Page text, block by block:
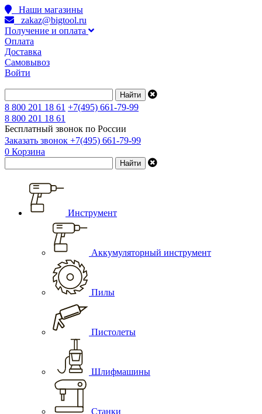
Наши магазины
zakaz@bigtool.ru
Получение и оплата
Оплата
Доставка
Самовывоз
Войти
8 800 201 18 61 +7(495) 661-79-99
8 800 201 18 61
Бесплатный звонок по России
Заказать звонок +7(495) 661-79-99
0 Корзина
Инструмент
Аккумуляторный инструмент
Пилы
Пистолеты
Шлифмашины
Станки